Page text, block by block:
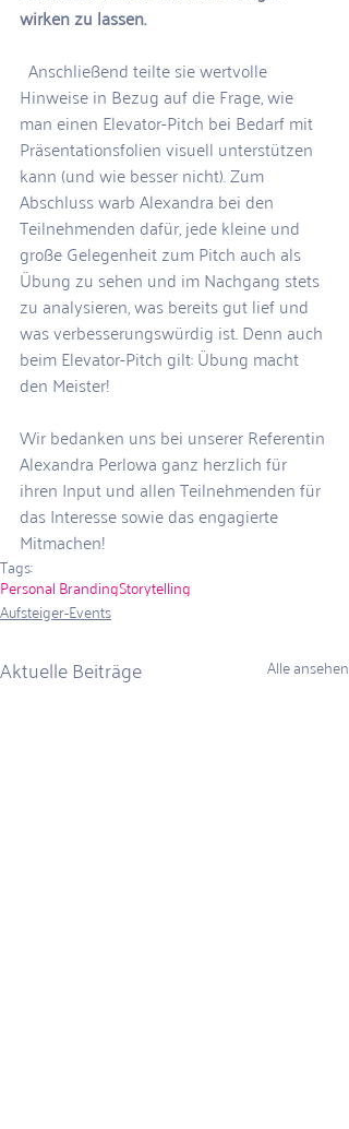
wirken zu lassen.
Hinweise in Bezug auf die Frage, wie
man einen Elevator-Pitch bei Bedarf mit
Präsentationsfolien visuell unterstützen
kann (und wie besser nicht). Zum
Abschluss warb Alexandra bei den
Teilnehmenden dafür, jede kleine und
große Gelegenheit zum Pitch auch als
Übung zu sehen und im Nachgang stets
zu analysieren, was bereits gut lief und
was verbesserungswürdig ist. Denn auch
beim Elevator-Pitch gilt: Übung macht
den Meister!
Wir bedanken uns bei unserer Referentin
Alexandra Perlowa ganz herzlich für
ihren Input und allen Teilnehmenden für
das Interesse sowie das engagierte
Mitmachen!
Tags:
Personal BrandingStorytelling
Aufsteiger-Events
Aktuelle Beiträge Alle ansehen